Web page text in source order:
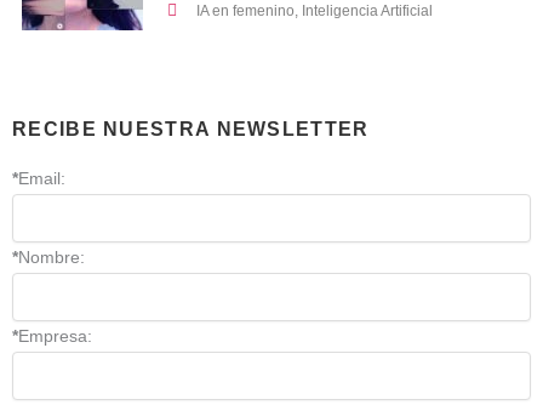
IA en femenino, Inteligencia Artificial
RECIBE NUESTRA NEWSLETTER
*Email:
*Nombre:
*Empresa: